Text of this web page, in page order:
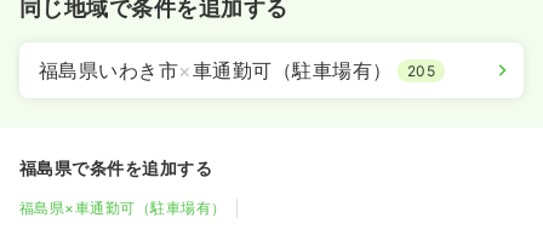
同じ地域で条件を追加する
福島県いわき市×車通勤可（駐車場有） 205
福島県で条件を追加する
福島県×車通勤可（駐車場有）